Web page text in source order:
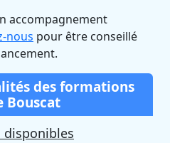
accompagnement
nous pour être conseillé
des formations
Bouscat